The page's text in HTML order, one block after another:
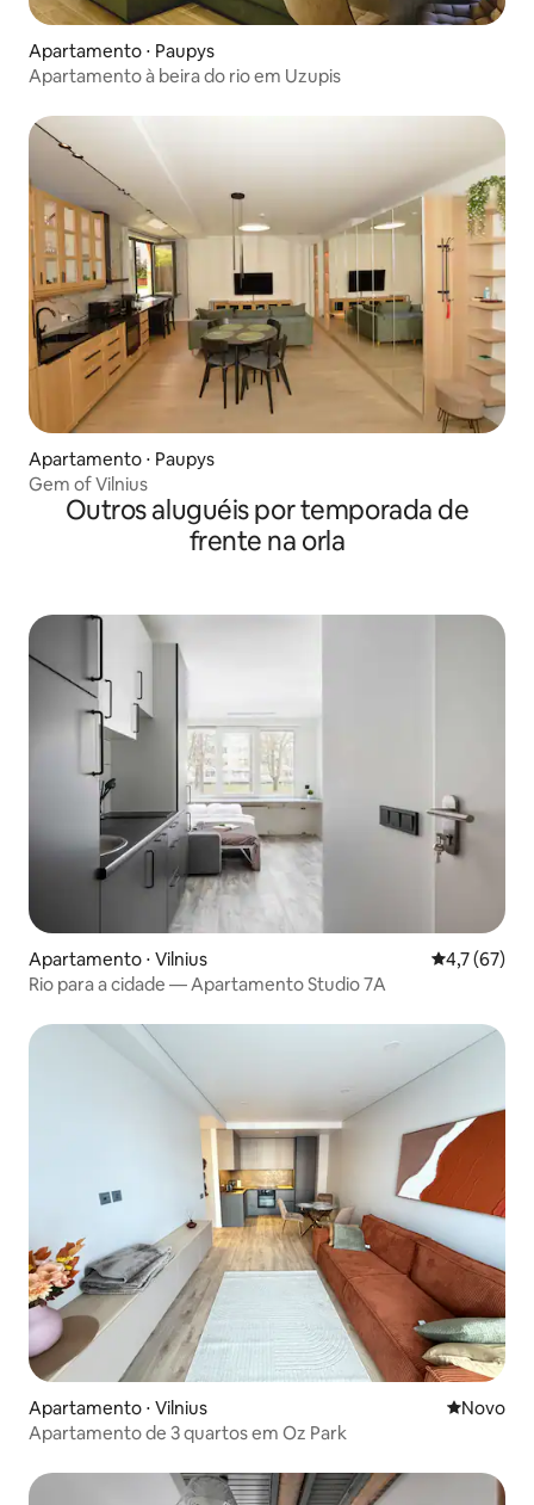
Apartamento ⋅ Paupys
Apartamento à beira do rio em Uzupis
Apartamento ⋅ Paupys
Gem of Vilnius
Outros aluguéis por temporada de
frente na orla
Apartamento ⋅ Vilnius 4,7 de uma
4,7 (67)
Rio para a cidade — Apartamento Studio 7A
Apartamento ⋅ Vilnius Novo
Novo
Apartamento de 3 quartos em Oz Park